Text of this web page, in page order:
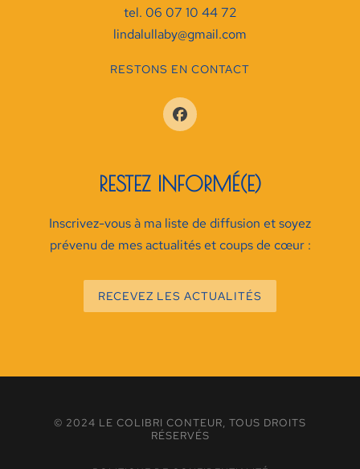
tel. 06 07 10 44 72
lindalullaby@gmail.com
RESTONS EN CONTACT
RESTEZ INFORMÉ(E)
Inscrivez-vous à ma liste de diffusion et soyez
prévenu de mes actualités et coups de cœur :
RECEVEZ LES ACTUALITÉS
© 2024 LE COLIBRI CONTEUR, TOUS DROITS
RÉSERVÉS